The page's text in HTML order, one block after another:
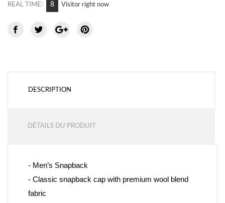
REAL TIME: 8 Visitor right now
DESCRIPTION
DÉTAILS DU PRODUIT
- Men’s Snapback
- Classic snapback cap with premium wool blend
fabric